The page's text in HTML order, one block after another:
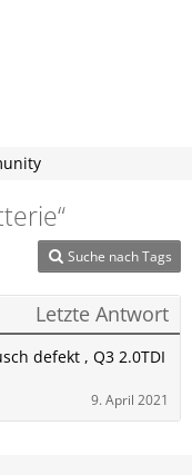
Suche nach Tags
Letzte Antwort
defekt , Q3 2.0TDI
9. April 2021